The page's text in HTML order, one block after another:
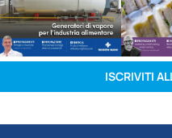
ISCRIVITI